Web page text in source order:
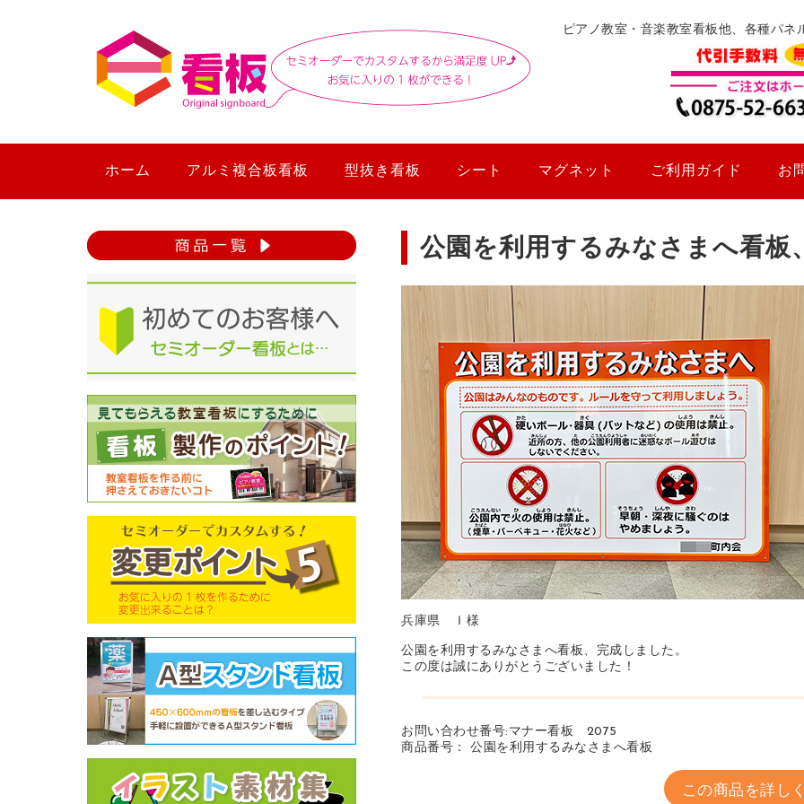
ピアノ教室・音楽教室看板他、各種パ
ホーム アルミ複合板看板 型抜き看板 シート マグネット ご利用ガイド お
公園を利用するみなさまへ看板
兵庫県 Ｉ様
公園を利用するみなさまへ看板、完成しました。
この度は誠にありがとうございました！
お問い合わせ番号:マナー看板 2075
商品番号： 公園を利用するみなさまへ看板
この商品を詳し